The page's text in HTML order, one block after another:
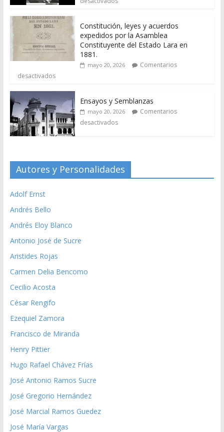
Constitución, leyes y acuerdos
expedidos por la Asamblea
Constituyente del Estado Lara en
1881.
mayo 20, 2026
Comentarios
desactivados
Ensayos y Semblanzas
mayo 20, 2026
Comentarios
desactivados
Autores y Personalidades
Adolf Ernst
Andrés Bello
Andrés Eloy Blanco
Antonio José de Sucre
Aristides Rojas
Carmen Delia Bencomo
Cecilio Acosta
César Rengifo
Ezequiel Zamora
Francisco de Miranda
Henry Pittier
Hugo Rafael Chávez Frías
José Antonio Ramos Sucre
José Gregorio Hernández
José Marcial Ramos Guedez
José María Vargas